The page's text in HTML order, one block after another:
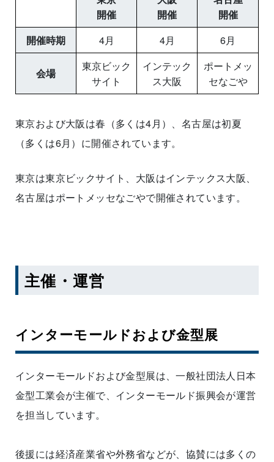
開催
開催
開催
開催時期
4月 4月 6月
会場
東京ビック
サイト
インテック
ス大阪
ポートメッ
セなごや
東京および大阪は春（多くは4月）、名古屋は初夏
（多くは6月）に開催されています。
東京は東京ビックサイト、大阪はインテックス大阪、
名古屋はポートメッセなごやで開催されています。
主催・運営
インターモールドおよび金型展
インターモールドおよび金型展は、一般社団法人日本
金型工業会が主催で、インターモールド振興会が運営
を担当しています。
後援には経済産業省や外務省などが、協賛には多くの